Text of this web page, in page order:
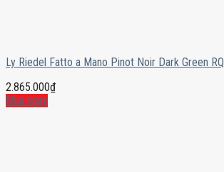
Ly Riedel Fatto a Mano Pinot Noir Dark Green RQ
2.865.000₫
Mua ngay